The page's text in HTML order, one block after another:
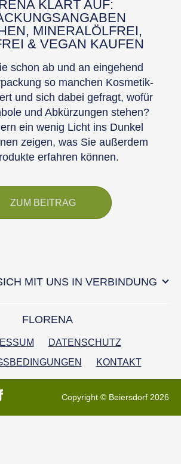
KLÄRT AUF:
MINERALÖLFREI,
& VEGAN KAUFEN
schon ab und an eingehend
so manchen Kosmetik-
und sich dabei gefragt, wofür
und Abkürzungen stehen?
ein wenig Licht ins Dunkel
zeigen, was Sie außerdem
erfahren können.
ZUM BEITRAG
FLORENA
DATENSCHUTZ
KONTAKT
MIT UNS IN VERBINDUNG
Copyright © Beiersdorf 2026